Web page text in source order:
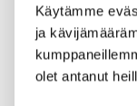
Käytämme
ja
olet antanut
Tutustu